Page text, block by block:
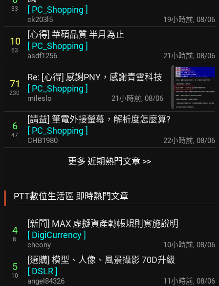
33
[ PC_Shopping ]
ck203l5 19小時前, 08/06
10
63
[心得] 華碩品質 半月為止
[ PC_Shopping ]
asdf1256 21小時前, 08/06
71
230
Re: [心得] 感謝PNY，感謝青雲科技
[ PC_Shopping ]
mileslo 21小時前, 08/06
6
47
[請益] 筆電外接螢幕，解析度怎麼算?
[ PC_Shopping ]
CHB1980 22小時前, 08/06
更多 近期熱門文章 >>
PTT數位生活區 即時熱門文章
4
8
[新聞] MAX 虛擬資產轉帳規則實施說明
[ DigiCurrency]
chcony 10小時前, 08/06
5
10
[選購] 模型、人像、風景攝影 70D升級
[ DSLR]
angel84326 11小時前, 08/06